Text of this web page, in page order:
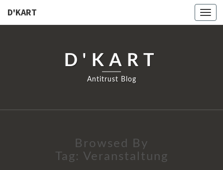
D'KART
D'KART
Antitrust Blog
Browsed By
Tag: Veranstaltung